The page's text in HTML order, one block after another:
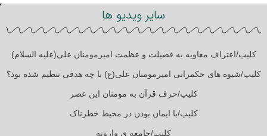
سایر ویدیو ها
کلیپ/اعتراف معاویه به فضیلت و عظمت امیرمومنان علی(علیه السلام)
کلیپ/شیوه های حکمرانی امیرمومنان علی(ع) با چه هدفی تنظیم شده بود؟
کلیپ/حرف قرآن به مومنان این عصر
کلیپ/با ایمان بودن در محیط خطرناک
کلیپ/جامعه ی وارونه